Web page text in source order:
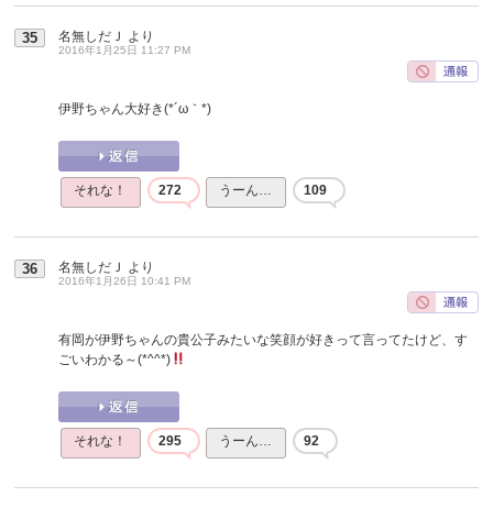
35 名無しだＪ より
2016年1月25日 11:27 PM
伊野ちゃん大好き(*´ω｀*)
それな！ 272 うーん… 109
36 名無しだＪ より
2016年1月26日 10:41 PM
有岡が伊野ちゃんの貴公子みたいな笑顔が好きって言ってたけど、す
ごいわかる～(*^^*)
それな！ 295 うーん… 92